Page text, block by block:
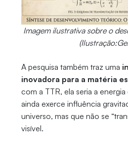
Imagem ilustrativa sobre o
A pesquisa também traz uma
inovadora para a matéria
com a TTR, ela seria a
ainda exerce influência
universo, mas que não se
visível.